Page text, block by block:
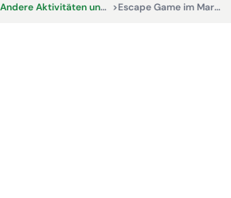
Andere Aktivitäten und Erlebnisse > Escape Game im Marais-Viertel